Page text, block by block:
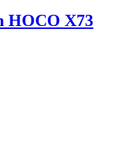
HOCO X73